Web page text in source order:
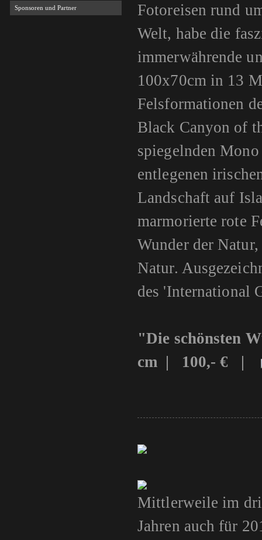
Sponsoren und Partner
Fotoreisen rund
Welt, habe die
immerwährende
100x70cm in 13
Felsformationen
Black Canyon of
spiegelnden
entlegenen
Landschaft auf
marmorierte rote
Wunder der
Natur.
des 'International
"Die schönsten
cm | 100,- € |
Mittlerweile im
Jahren auch für